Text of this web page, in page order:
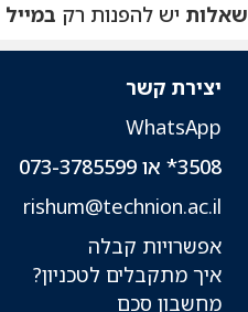
שאלות יש להפנות רק במייל
יצירת קשר
WhatsApp
3508* או 073-3785599
rishum@technion.ac.il
אפשרויות קבלה
איך מתקבלים לטכניון?
מחשבון סכם